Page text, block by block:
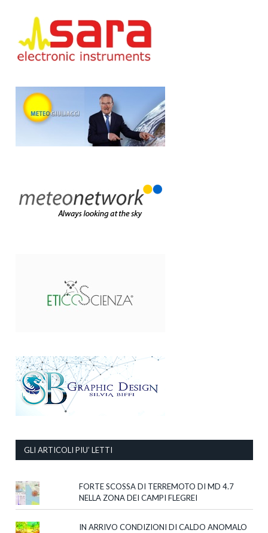
GLI ARTICOLI PIU’ LETTI
FORTE SCOSSA DI TERREMOTO DI MD 4.7
NELLA ZONA DEI CAMPI FLEGREI
IN ARRIVO CONDIZIONI DI CALDO ANOMALO